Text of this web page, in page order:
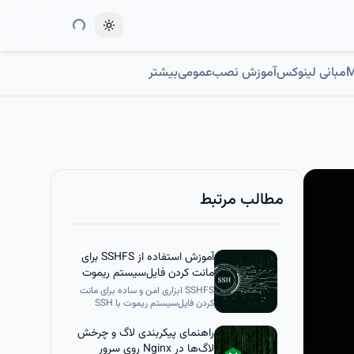
Toggle theme
مبانی لینوکسآموزش نصبعمومیبیشتر
مطالب مرتبط
آموزش استفاده از SSHFS برای
مانت کردن فایل‌سیستم ریموت
روی SSH
SSHFS ابزاری امن و ساده برای مانت
کردن فایل‌سیستم ریموت با SSH
دسترسی بلادرنگ به دایرکتوری‌های
بزرگ را ممکن می‌کند. این روش
راهنمای پیکربندی لاگ‌ و چرخش
لاگ‌ها در Nginx روی سرور